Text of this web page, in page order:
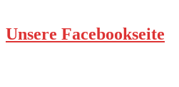
Unsere Facebookseite